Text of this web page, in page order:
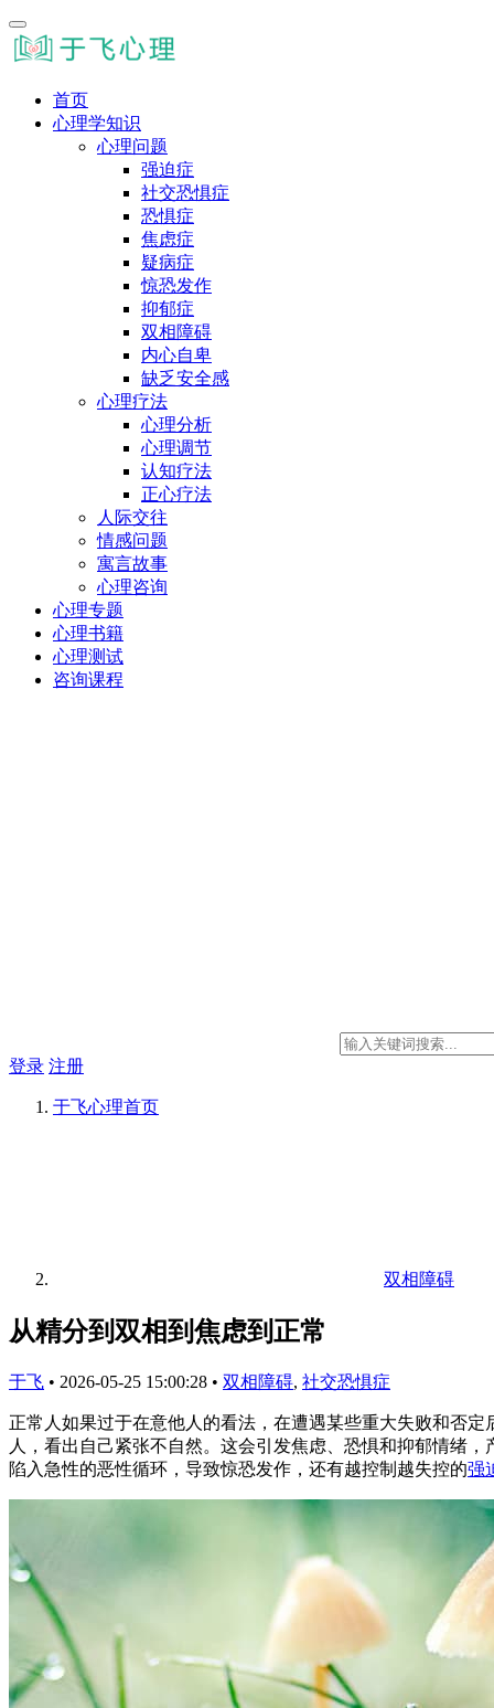
首页
心理学知识
心理问题
强迫症
社交恐惧症
恐惧症
焦虑症
疑病症
惊恐发作
抑郁症
双相障碍
内心自卑
缺乏安全感
心理疗法
心理分析
心理调节
认知疗法
正心疗法
人际交往
情感问题
寓言故事
心理咨询
心理专题
心理书籍
心理测试
咨询课程
登录 注册
于飞心理首页
双相障碍
从精分到双相到焦虑到正常
于飞 • 2026-05-25 15:00:28 • 双相障碍, 社交恐惧症
正常人如果过于在意他人的看法，在遭遇某些重大失败和否
人，看出自己紧张不自然。这会引发焦虑、恐惧和抑郁情绪
陷入急性的恶性循环，导致惊恐发作，还有越控制越失控的强